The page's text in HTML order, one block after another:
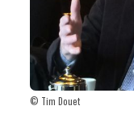
© Tim Douet